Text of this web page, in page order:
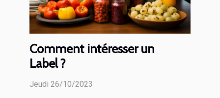
Comment intéresser un
Label ?
Jeudi 26/10/2023